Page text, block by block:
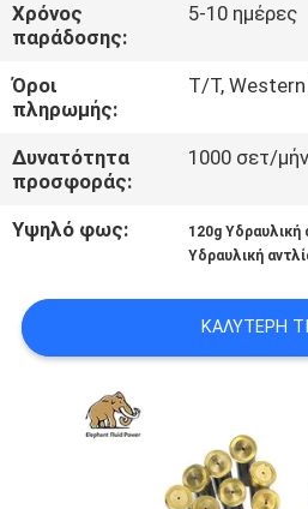
ΕΙΔΉΣΕΙΣ
ΠΕΡΙΠΤΏΣΕΙΣ
SITEMAP
POLICY
Χρόνος
παράδοσης:
5-10 ημέρες
Όροι
πληρωμής:
T/T,
Δυνατότητα
προσφοράς:
1000 σετ/
Υψηλό φως: 120g Υδραυλική
Υδραυλική
ΚΑΛΎΤΕΡΗ